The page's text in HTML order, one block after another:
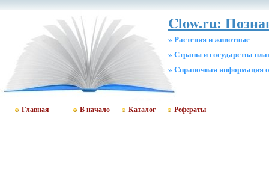
Clow.ru:
» Растения и животные
» Страны и государства
» Cправочная информация
Главная В начало Каталог Рефераты